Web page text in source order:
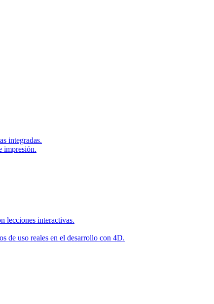
integradas.
impresión.
lecciones interactivas.
de uso reales en el desarrollo con 4D.